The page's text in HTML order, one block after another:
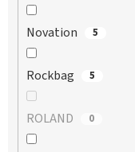
Novation 5
Rockbag 5
ROLAND 0